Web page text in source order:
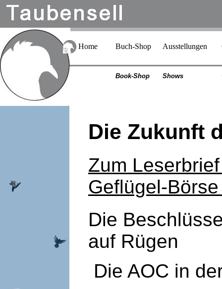
Home Buch-Shop Ausstellungen
Book-Shop Shows
Die Zukunft
Zum
Geflügel-
Die
auf Rügen
Die AOC in